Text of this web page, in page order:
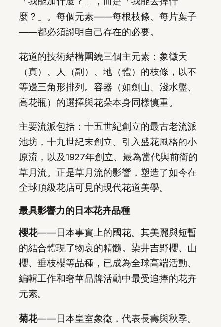
麼？」。每個元素——每根枝條、每片葉子
——都必須證明自己存在的必要。
花道的技術結構圍繞三個主元素：象徵天
（真）、人（副）、地（體）的枝條，以不
等邊三角形排列。容器（如劍山、淺水盤、
高花瓶）的選擇與花朵本身同樣慎重。
主要流派包括：十五世紀創立的最古老流派
池坊，十九世紀末創立、引入盛花風格的小
原流，以及1927年創立、最為當代與前衛的
草月流。正是草月流的影響，塑造了如今在
全球頂級花店可見的現代花道美學。
最具影響力的日本花卉品種
櫻花——日本事實上的國花。其美麗與短暫
的結合體現了物哀的精髓。染井吉野櫻、山
櫻、垂枝櫻等品種，已成為全球高端活動、
編輯工作和奢華品牌活動中最受追捧的花卉
元素。
菊花——日本皇室象徵，代表長壽與秋季。